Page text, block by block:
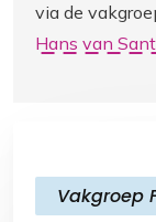
via de
Hans van
Vakgroep